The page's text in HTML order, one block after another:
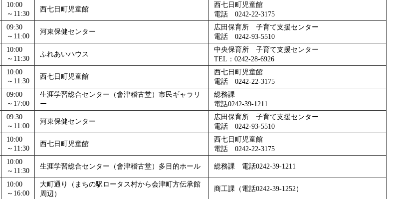
2026/11/05
2026/12/03
10:00
～11:30
西七日町児童館
西七日町児童館
電話 0242-22-3175
09:30
～11:00
河東保健センター
広田保育所 子育て支援センター
電話 0242-93-5510
10:00
～11:30
ふれあいハウス
中央保育所 子育て支援センター
TEL：0242-28-6926
10:00
～11:30
西七日町児童館
西七日町児童館
電話 0242-22-3175
09:00
～17:00
生涯学習総合センター（會津稽古堂）市民ギャラリ
ー
総務課
電話0242-39-1211
09:30
～11:00
河東保健センター
広田保育所 子育て支援センター
電話 0242-93-5510
10:00
～11:30
西七日町児童館
西七日町児童館
電話 0242-22-3175
10:00
～11:30
生涯学習総合センター（會津稽古堂）多目的ホール 総務課 電話0242-39-1211
10:00
～16:00
大町通り（まちの駅ロータス村から会津町方伝承館
周辺）
商工課（電話0242-39-1252）